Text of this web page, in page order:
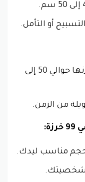
أو التأمل.
خفيفة الوزن نسبيًا، حيث يبلغ وزنها حوالي 50 إلى
من الزمن.
مناسب ليدك.
وشخصيتك.